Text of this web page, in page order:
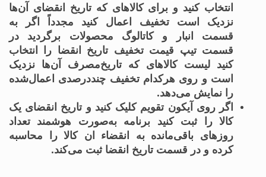
انتخاب کنید و برای کالاهای که تاریخ انقضای آن‌ها
نزدیک است تخفیف اعمال کنید مجدداً اگر به
قسمت انبار و کاتالوگ محصولات برگردید در
قسمت تیپ قیمت تخفیف تاریخ انقضا را انتخاب
کنید لیست کالاهای که تاریخ‌مصرف آن‌ها نزدیک
است و روی هرکدام تخفیف چنددرصدی اعمال‌شده
را نمایش می‌دهد.
اگر روی آیکون تقویم کلیک کنید و تاریخ انقضای یک
کالا را ثبت کنید برنامه به‌صورت هوشمند تعداد
روزهای باقی‌مانده به انقضاء ان کالا را محاسبه
کرده و در قسمت تاریخ انقضا ثبت می‌کند.